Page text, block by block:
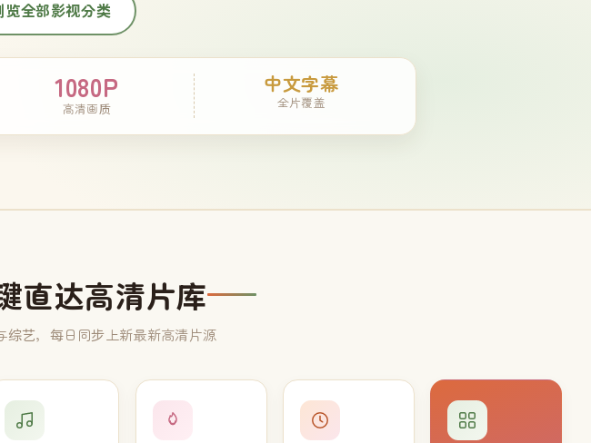
览全部影视分类
1080P
高清画质
中文字幕
全片覆盖
直达高清片库
艺，每日同步上新最新高清片源